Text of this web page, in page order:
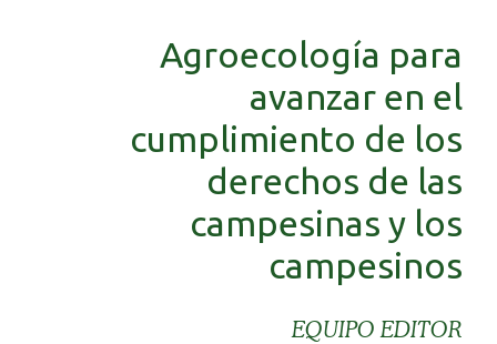
Agroecología para
avanzar en el
cumplimiento de los
derechos de las
campesinas y los
campesinos
EQUIPO EDITOR